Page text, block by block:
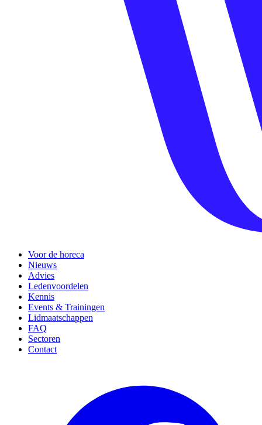
Voor de horeca
Nieuws
Advies
Ledenvoordelen
Kennis
Events & Trainingen
Lidmaatschappen
FAQ
Sectoren
Contact